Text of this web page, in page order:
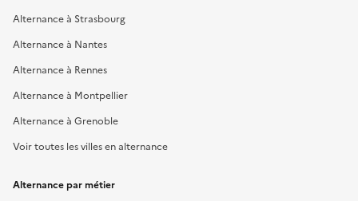
Alternance à Strasbourg
Alternance à Nantes
Alternance à Rennes
Alternance à Montpellier
Alternance à Grenoble
Voir toutes les villes en alternance
Alternance par métier